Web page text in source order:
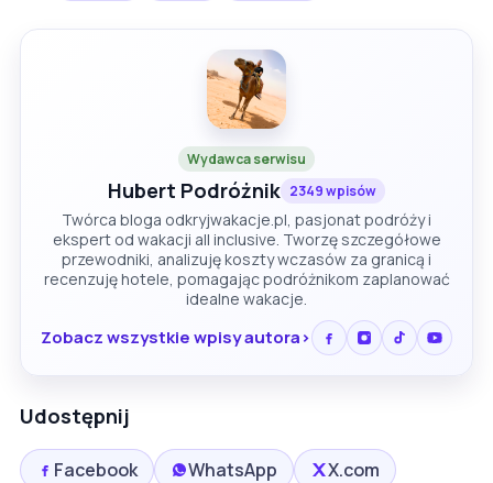
Wydawca serwisu
Hubert Podróżnik 2349 wpisów
Twórca bloga odkryjwakacje.pl, pasjonat podróży i
ekspert od wakacji all inclusive. Tworzę szczegółowe
przewodniki, analizuję koszty wczasów za granicą i
recenzuję hotele, pomagając podróżnikom zaplanować
idealne wakacje.
Zobacz wszystkie wpisy autora
Udostępnij
Facebook WhatsApp X.com